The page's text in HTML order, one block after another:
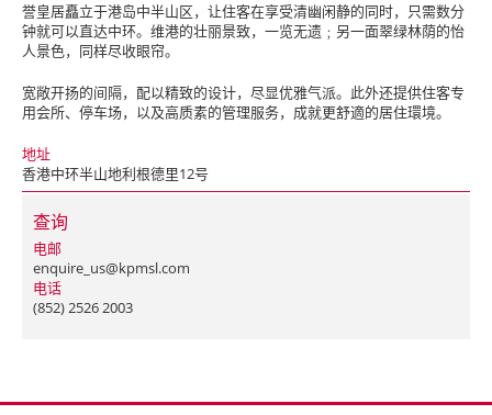
誉皇居矗立于港岛中半山区，让住客在享受清幽闲静的同时，只需数分
钟就可以直达中环。维港的壮丽景致，一览无遗﹔另一面翠绿林荫的怡
人景色，同样尽收眼帘。
宽敞开扬的间隔，配以精致的设计，尽显优雅气派。此外还提供住客专
用会所、停车场，以及高质素的管理服务，成就更舒適的居住環境。
地址
香港中环半山地利根德里12号
查询
电邮
enquire_us@kpmsl.com
电话
(852) 2526 2003